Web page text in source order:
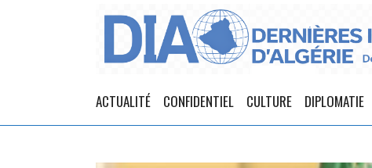
ACTUALITÉ CONFIDENTIEL CULTURE DIPLOMATIE